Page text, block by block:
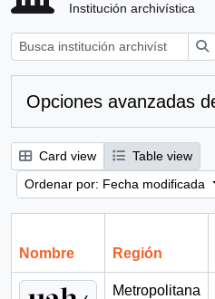
Institución archivística
Opciones avanzadas
Card view
Table view
Ordenar por: Fecha modificada
Nombre Región
Metropolitana